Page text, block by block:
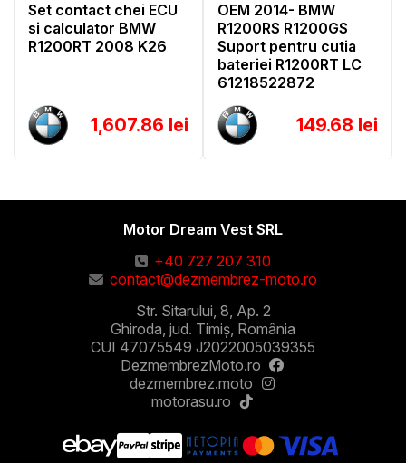
Set contact chei ECU
si calculator BMW
R1200RT 2008 K26
1,607.86 lei
OEM 2014- BMW
R1200RS R1200GS
Suport pentru cutia
bateriei R1200RT LC
61218522872
149.68 lei
Motor Dream Vest SRL
+40 727 207 310
contact@dezmembrez-moto.ro
Str. Sitarului, 8, Ap. 2
Ghiroda, jud. Timiș, România
CUI 47075549 J2022005039355
DezmembrezMoto.ro
dezmembrez.moto
motorasu.ro